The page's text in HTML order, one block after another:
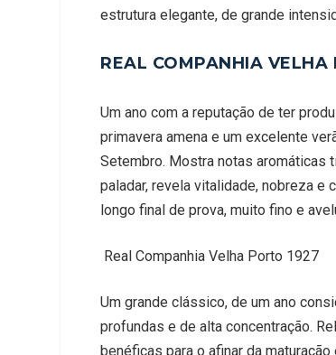
estrutura elegante, de grande
REAL COMPANHIA VELHA
Um ano com a reputação de ter
primavera amena e um excelente
Setembro. Mostra notas aromáticas
paladar, revela vitalidade, nobreza e
longo final de prova, muito fino e
Real Companhia Velha Porto 1927
Um grande clássico, de um ano
profundas e de alta concentração.
benéficas para o afinar da